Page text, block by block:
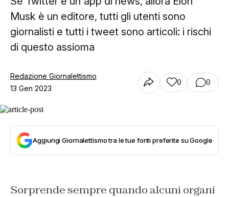
Contatti
Musk è un editore, tutti gli utenti sono
giornalisti e tutti i tweet sono articoli: i rischi
di questo assioma
Redazione Giornalettismo
13 Gen 2023
0 0
Aggiungi Giornalettismo tra le tue fonti preferite su Google
Sorprende sempre quando alcuni organi